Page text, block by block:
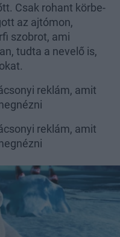
Csak rohant körbe-
az ajtómon,
szobrot, ami
tudta a nevelő is,
reklám, amit
reklám, amit